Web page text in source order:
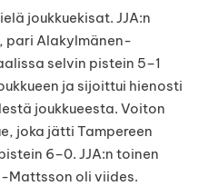
joukkuekisat. JJA:n
pari Alakylmänen-
selvin pistein 5–1
ja sijoittui hienosti
joukkueesta. Voiton
joka jätti Tampereen
6–0. JJA:n toinen
Mattsson oli viides.